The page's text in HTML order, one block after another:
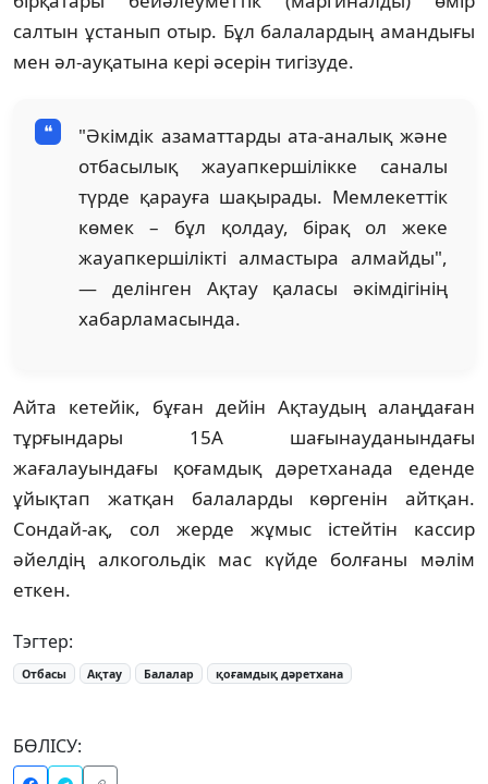
салтын ұстанып отыр. Бұл балалардың амандығы
мен әл-ауқатына кері әсерін тигізуде.
"Әкімдік азаматтарды ата-аналық және
отбасылық жауапкершілікке саналы
түрде қарауға шақырады. Мемлекеттік
көмек – бұл қолдау, бірақ ол жеке
жауапкершілікті алмастыра алмайды",
— делінген Ақтау қаласы әкімдігінің
хабарламасында.
Айта кетейік, бұған дейін Ақтаудың алаңдаған
тұрғындары 15А шағынауданындағы
жағалауындағы қоғамдық дәретханада еденде
ұйықтап жатқан балаларды көргенін айтқан.
Сондай-ақ, сол жерде жұмыс істейтін кассир
әйелдің алкогольдік мас күйде болғаны мәлім
еткен.
Тэгтер:
Отбасы Ақтау Балалар қоғамдық дәретхана
БӨЛІСУ: